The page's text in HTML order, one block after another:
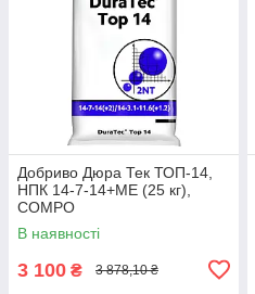
Добриво Дюра Тек ТОП-14,
НПК 14-7-14+МЕ (25 кг),
COMPO
В наявності
3 100 ₴ 3 878,10 ₴